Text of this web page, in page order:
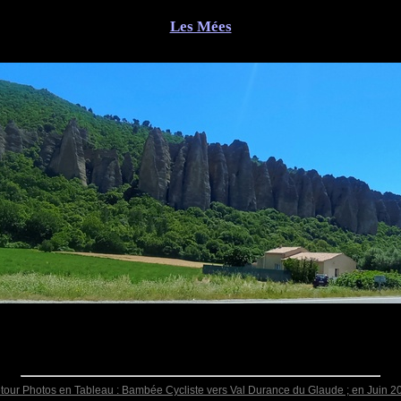
Les Mées
Photos en Tableau : Bambée Cycliste vers Val Durance du Glaude ; en Juin